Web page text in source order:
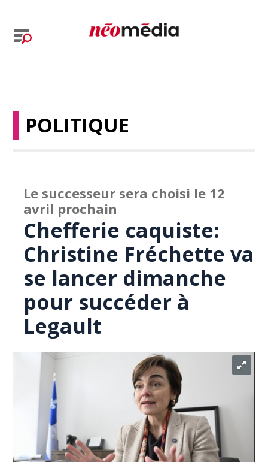
POLITIQUE
Le successeur sera choisi le 12
avril prochain
Chefferie caquiste:
Christine Fréchette va
se lancer dimanche
pour succéder à
Legault